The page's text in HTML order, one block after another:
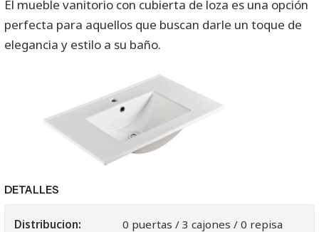
El mueble vanitorio con cubierta de loza es una opción
perfecta para aquellos que buscan darle un toque de
elegancia y estilo a su baño.
DETALLES
Distribucion: 0 puertas / 3 cajones / 0 repisa